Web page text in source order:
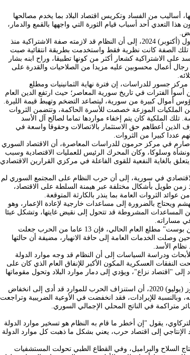
أساليب من الفساد وتكريس اقتصاد البلاد بما يخدم مصالحها
هذا التعدي أحد أسباب قيام الثورة التي واجهها بالقمع والدمار،
وأشارت دراسة، نشرت في تشرين الأول (أكتوبر) 2024، إلى أن النظام قد لازمته صفة الاشتراكية منذ
الصفة كانت نظرية فقط واستخدمت بطريقة انتقائية صبت
الاشتراكية كشعار أكثر من كونها تطبيقا، وراح ابنه بشار
أعمال محسوبين عليه مزيدا من الصلاحيات والقدرة على
جسور للدراسات، إن فترة نهاية الثمانينيات ومطلع
الفترات في تاريخ سورية المعاصر؛ حيث ارتفع الدين العام
أموال كبيرة من سورية، ليتصاعد التضخم وتهبط قيمة الليرة.
الموزعة خصصت للأسرة الحاكمة، وتتضمن الثروات
تلك الملكية كان يتم إخفاء مواردها تماما لصالح آل الأسد
أعطاهم حق الاستثمار بالاتصالات وحقوقا واسعة في
عددا كبيرا من الثروات.
في مركز حرمون للدراسات المعاصرة، أن الاقتصاد السوري
وسلوكا، وكان المحرك الرئيس للعمليات الاقتصادية وسبب
بالغاية النفعية للقوى الفاعلة في مركزي القرارين الاقتصادي
في سورية، إلى أن حرب النظام على المجتمع السوري لم
أعلنها منذ زمن طويل بأشكال مختلفة عبر هيمنة السلطة على الاقتصاد،
الثروات العامة بما ينذر بالكارثة المتوقعة.
ويحتاج بالضرورة إلى مساعدات خارجية لإعادة الإعمار، وهو
المساعدات المشروطة قد تتحول إلى نقيض غايتها، وتشكل عبئا
مساراته.
وبحسب تقرير نشرته صحيفة "واشنطن بوست" مطلع العام الحالي، فإن 13 عاما من الحرب جعلت
وصلت الخدمات العامة إلى حافة الانهيار، مضيفة أن حالتها
الأسد.
ودراسة السياسات إلى أن النظام قد وجه موارد الدولة
النفقات العسكرية المكون الأكبر للإنفاق العام الذي كان على
"اقتصاد نزاع"، ويؤدي إلى دمار موارد البلاد وتحول مقوماتها
وأظهرت الدراسة، التي نشرت في تموز (يوليو) 2020، أن استنزاف الحرب للموارد قد أدى إلى انخفاض
وبالنسبة للإيرادات، فقد انخفضت في الأوعية الضريبية وتراجعت
متراكمة في الناتج المحلي الإجمالي السوري.
يقول "إن أخطر ما قام به النظام هو تسخير موارد الدولة
الإنتاجي إلى اقتصاد حرب، يعني بشكل ما ذهبت كل موارد الدولة
السلاح والبراميل، وفي القطاع الطبي تحولت المستشفيات